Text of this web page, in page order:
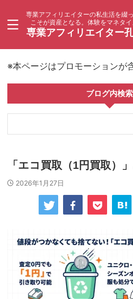
専業アフィリエイターの私生活を綴
こそが資産となる。体験をマネタイ
専業アフィリエイター
※本ページはプロモーションが
ブログ内検索
「エコ買取（1円買取）
2026年1月27日